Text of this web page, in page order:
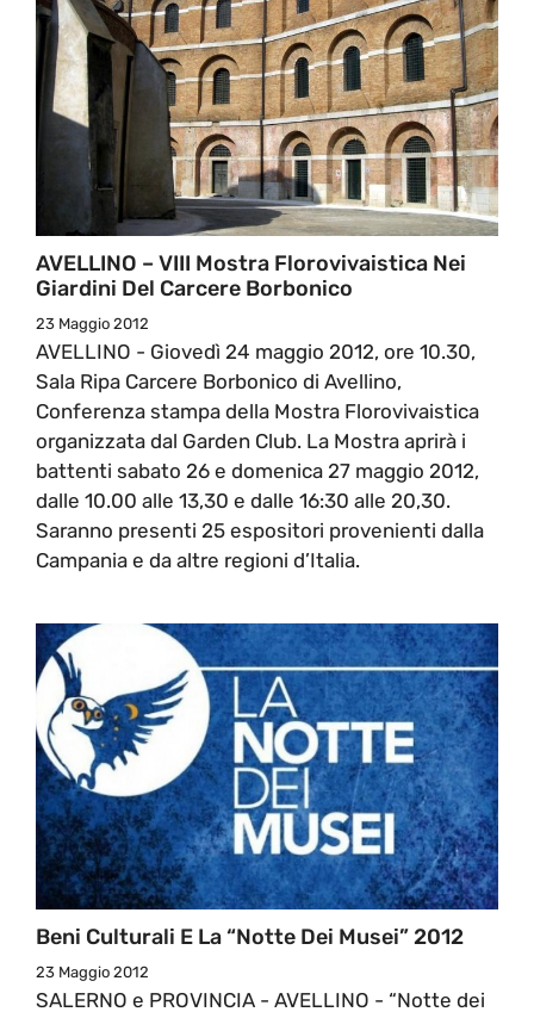
AVELLINO – VIII Mostra Florovivaistica Nei
Giardini Del Carcere Borbonico
23 Maggio 2012
AVELLINO - Giovedì 24 maggio 2012, ore 10.30,
Sala Ripa Carcere Borbonico di Avellino,
Conferenza stampa della Mostra Florovivaistica
organizzata dal Garden Club. La Mostra aprirà i
battenti sabato 26 e domenica 27 maggio 2012,
dalle 10.00 alle 13,30 e dalle 16:30 alle 20,30.
Saranno presenti 25 espositori provenienti dalla
Campania e da altre regioni d’Italia.
Beni Culturali E La “Notte Dei Musei” 2012
23 Maggio 2012
SALERNO e PROVINCIA - AVELLINO - “Notte dei